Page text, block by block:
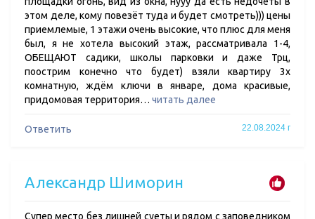
этом деле, кому повезёт туда и будет смотреть))) цены
приемлемые, 1 этажи очень высокие, что плюс для меня
был, я не хотела высокий этаж, рассматривала 1-4,
ОБЕЩАЮТ садики, школы парковки и даже Трц,
поострим конечно что будет) взяли квартиру 3х
комнатную, ждём ключи в январе, дома красивые,
придомовая территория… читать далее
Ответить 22.08.2024 г
Александр Шиморин
Супер место без лишней суеты и рядом с заповедником